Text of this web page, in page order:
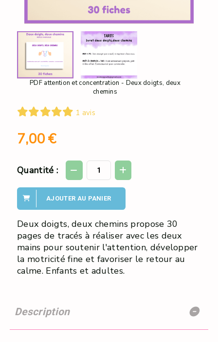
PDF attention et concentration - Deux doigts, deux
chemins
1 avis
7,00€
Quantité :
AJOUTER AU PANIER
Deux doigts, deux chemins propose 30
pages de tracés à réaliser avec les deux
mains pour soutenir l'attention, développer
la motricité fine et favoriser le retour au
calme. Enfants et adultes.
Description